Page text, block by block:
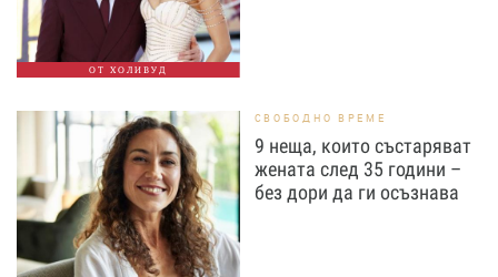
ОТ ХОЛИВУД
СВОБОДНО ВРЕМЕ
9 неща, които състаряват
жената след 35 години –
без дори да ги осъзнава